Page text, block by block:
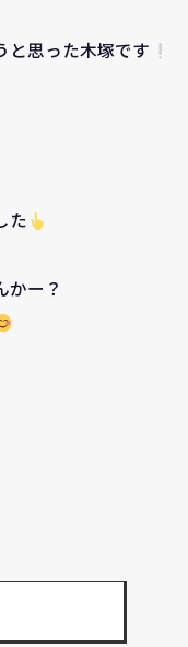
と思った木塚です
た
かー？